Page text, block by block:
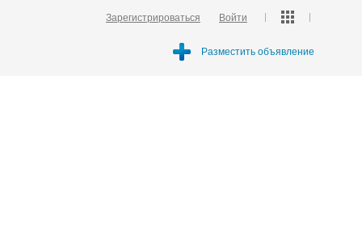
Зарегистрироваться Войти
Разместить объявление